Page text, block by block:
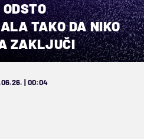
TAKO DA NIKO
ZAKLJUČI
| 00:04